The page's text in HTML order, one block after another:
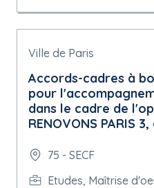
Ville de Paris
Accords-cadres à
pour
dans le cadre de
RENOVONS PARIS
75 - SECF
Etudes, Maîtrise